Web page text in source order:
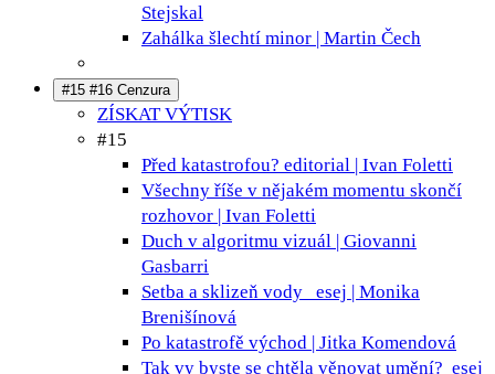
Stejskal
Zahálka šlechtí minor | Martin Čech
#15 #16 Cenzura
ZÍSKAT VÝTISK
#15
Před katastrofou? editorial | Ivan Foletti
Všechny říše v nějakém momentu skončí
rozhovor | Ivan Foletti
Duch v algoritmu vizuál | Giovanni
Gasbarri
Setba a sklizeň vody
esej | Monika
Brenišínová
Po katastrofě východ | Jitka Komendová
Tak vy byste se chtěla věnovat umění? esej